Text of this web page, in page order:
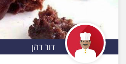
דור דהן